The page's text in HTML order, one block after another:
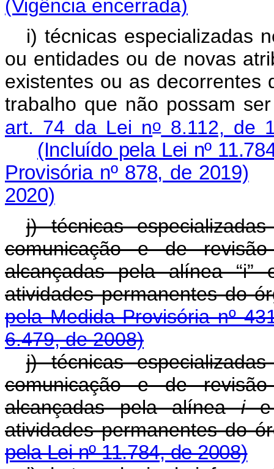
(Vigência encerrada)
i) técnicas especializadas
ou entidades ou de novas
existentes ou as decorrentes
trabalho que não possam
art. 74 da Lei no8.112, de
(Incluído pela Lei nº
Provisória nº 878, de 2019)
2020)
j) técnicas
comunicação e de
alcançadas pela alínea
atividades
pela Medida Provisória nº
6.479, de 2008)
j) técnicas
comunicação e de
alcançadas pela alíneaie
atividades
pela Lei nº 11.784, de 2008)